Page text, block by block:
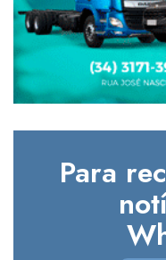
Para